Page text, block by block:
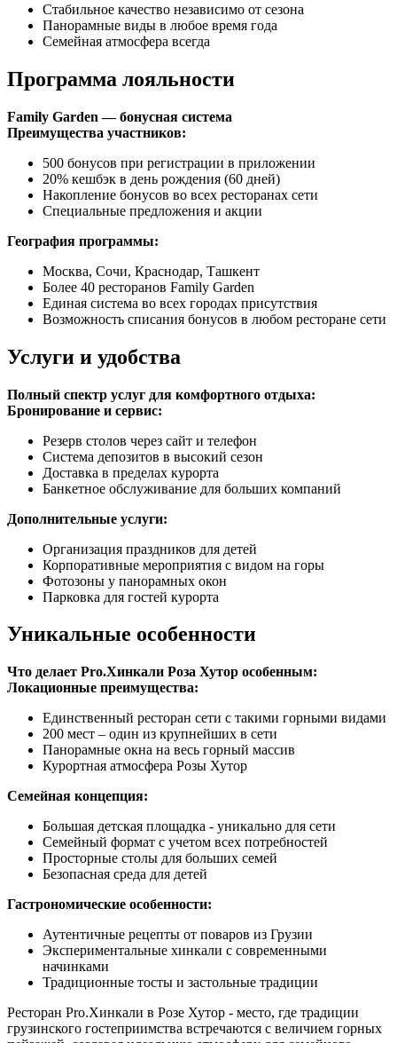
Стабильное качество независимо от сезона
Панорамные виды в любое время года
Семейная атмосфера всегда
Программа лояльности
Family Garden — бонусная система
Преимущества участников:
500 бонусов при регистрации в приложении
20% кешбэк в день рождения (60 дней)
Накопление бонусов во всех ресторанах сети
Специальные предложения и акции
География программы:
Москва, Сочи, Краснодар, Ташкент
Более 40 ресторанов Family Garden
Единая система во всех городах присутствия
Возможность списания бонусов в любом ресторане сети
Услуги и удобства
Полный спектр услуг для комфортного отдыха:
Бронирование и сервис:
Резерв столов через сайт и телефон
Система депозитов в высокий сезон
Доставка в пределах курорта
Банкетное обслуживание для больших компаний
Дополнительные услуги:
Организация праздников для детей
Корпоративные мероприятия с видом на горы
Фотозоны у панорамных окон
Парковка для гостей курорта
Уникальные особенности
Что делает Pro.Хинкали Роза Хутор особенным:
Локационные преимущества:
Единственный ресторан сети с такими горными видами
200 мест – один из крупнейших в сети
Панорамные окна на весь горный массив
Курортная атмосфера Розы Хутор
Семейная концепция:
Большая детская площадка - уникально для сети
Семейный формат с учетом всех потребностей
Просторные столы для больших семей
Безопасная среда для детей
Гастрономические особенности:
Аутентичные рецепты от поваров из Грузии
Экспериментальные хинкали с современными
начинками
Традиционные тосты и застольные традиции
Ресторан Pro.Хинкали в Розе Хутор - место, где традиции
грузинского гостеприимства встречаются с величием горных